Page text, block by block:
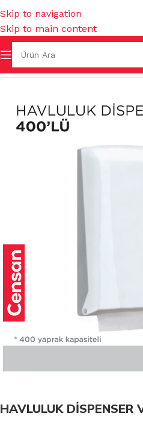
Skip to navigation
Skip to main content
HAVLULUK DİSPENSER